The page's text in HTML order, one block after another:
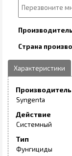
Производитель
Syngenta
Действие
Системный
Тип
Фунгициды